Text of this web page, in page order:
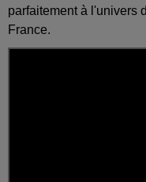
parfaitement à l'univers
France.